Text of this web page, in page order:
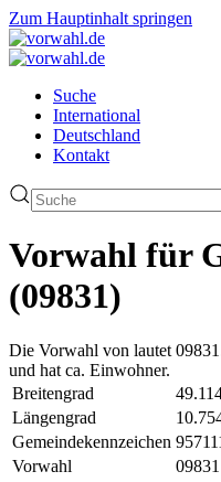
Zum Hauptinhalt springen
Suche
International
Deutschland
Kontakt
Vorwahl für
(09831)
Die Vorwahl von lautet
und hat ca. Einwohner.
Breitengrad
Längengrad
Gemeindekennzeichen
Vorwahl
09831